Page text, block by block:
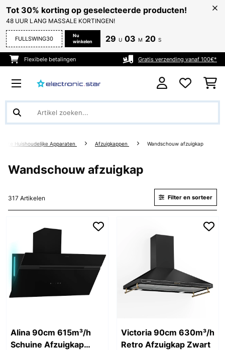
Tot 30% korting op geselecteerde producten!
48 UUR LANG MASSALE KORTINGEN!
FULLSWING30
Nu
winkelen
29 U 03 M 19 S
Flexibele betalingen Gratis verzending vanaf 100€*
Grote Huishoudelijke Apparaten Afzuigkappen Wandschouw afzuigkap
Wandschouw afzuigkap
317 Artikelen Filter en sorteer
Alina 90cm 615m³/h
Schuine Afzuigkap
Victoria 90cm 630m³/h
Retro Afzuigkap Zwart